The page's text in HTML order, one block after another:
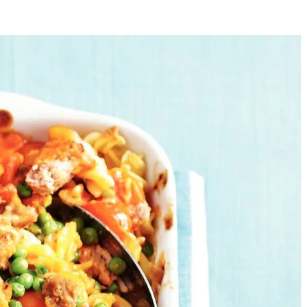
erbij en schep voorzichtig om.